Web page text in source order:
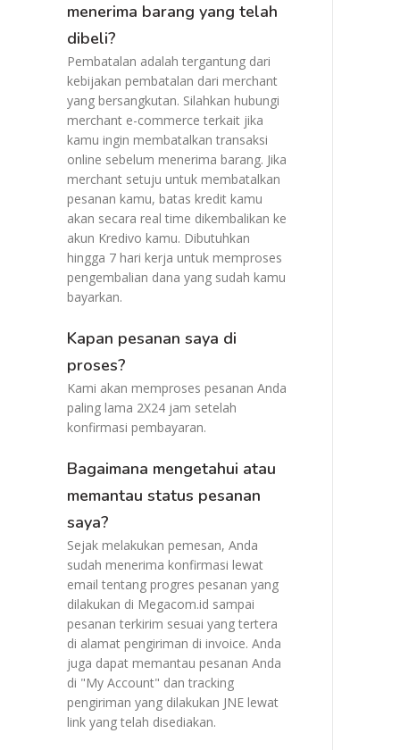
menerima barang yang telah
dibeli?
Pembatalan adalah tergantung dari
kebijakan pembatalan dari merchant
yang bersangkutan. Silahkan hubungi
merchant e-commerce terkait jika
kamu ingin membatalkan transaksi
online sebelum menerima barang. Jika
merchant setuju untuk membatalkan
pesanan kamu, batas kredit kamu
akan secara real time dikembalikan ke
akun Kredivo kamu. Dibutuhkan
hingga 7 hari kerja untuk memproses
pengembalian dana yang sudah kamu
bayarkan.
Kapan pesanan saya di
proses?
Kami akan memproses pesanan Anda
paling lama 2X24 jam setelah
konfirmasi pembayaran.
Bagaimana mengetahui atau
memantau status pesanan
saya?
Sejak melakukan pemesan, Anda
sudah menerima konfirmasi lewat
email tentang progres pesanan yang
dilakukan di Megacom.id sampai
pesanan terkirim sesuai yang tertera
di alamat pengiriman di invoice. Anda
juga dapat memantau pesanan Anda
di "My Account" dan tracking
pengiriman yang dilakukan JNE lewat
link yang telah disediakan.